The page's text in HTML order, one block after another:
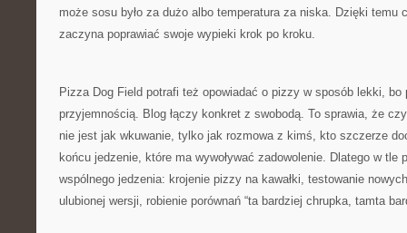
może sosu było za dużo albo temperatura za niska. Dzięki temu
zaczyna poprawiać swoje wypieki krok po kroku.
Pizza Dog Field potrafi też opowiadać o pizzy w sposób lekki,
przyjemnością. Blog łączy konkret z swobodą. To sprawia, że
nie jest jak wkuwanie, tylko jak rozmowa z kimś, kto szczerze
końcu jedzenie, które ma wywoływać zadowolenie. Dlatego w tle
wspólnego jedzenia: krojenie pizzy na kawałki, testowanie
ulubionej wersji, robienie porównań “ta bardziej chrupka, tamta